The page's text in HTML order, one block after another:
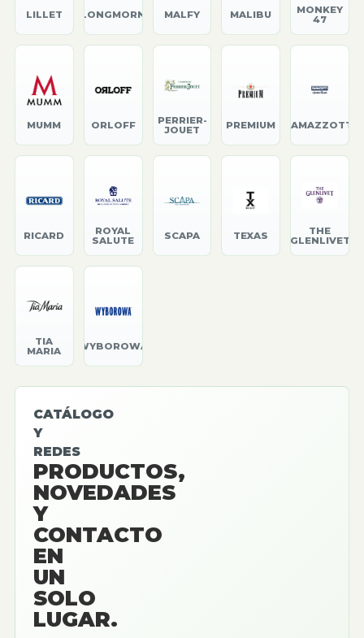
LILLET LONGMORN MALFY MALIBU
MONKEY
47
MUMM ORLOFF
PERRIER-
JOUET
PREMIUM RAMAZZOTTI
RICARD
ROYAL
SALUTE
SCAPA TEXAS
THE
GLENLIVET
TIA
MARIA
WYBOROWA
CATÁLOGO
Y
REDES
PRODUCTOS,
NOVEDADES
Y
CONTACTO
EN
UN
SOLO
LUGAR.